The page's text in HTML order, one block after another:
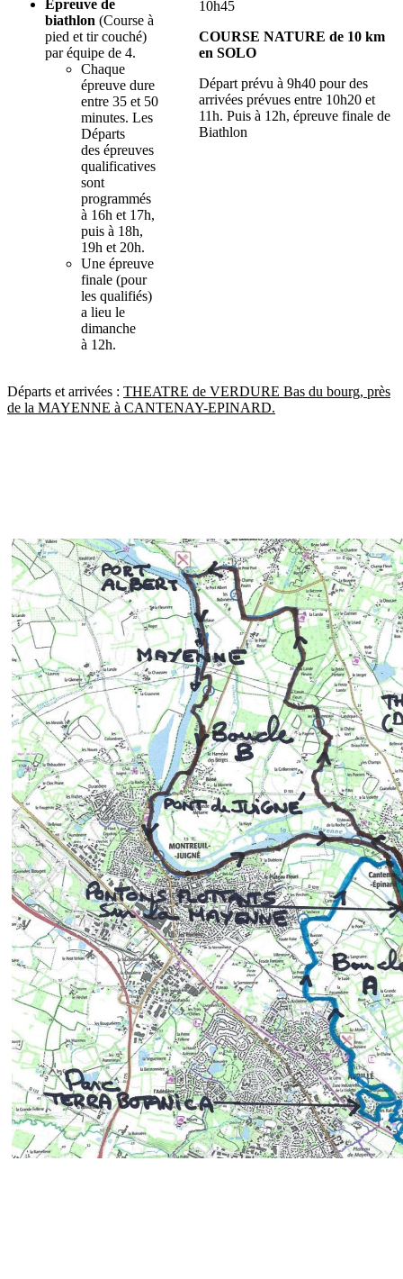
Epreuve de
biathlon (Course à
pied et tir couché)
par équipe de 4.
Chaque
épreuve dure
entre 35 et 50
minutes. Les
Départs
des épreuves
qualificatives
sont
programmés
à 16h et 17h,
puis à 18h,
19h et 20h.
Une épreuve
finale (pour
les qualifiés)
a lieu le
dimanche
à 12h.
10h45
COURSE NATURE de 10 km
en SOLO
Départ prévu à 9h40 pour des
arrivées prévues entre 10h20 et
11h. Puis à 12h, épreuve finale de
Biathlon
Départs et arrivées : THEATRE de VERDURE Bas du bourg, près
de la MAYENNE à CANTENAY-EPINARD.